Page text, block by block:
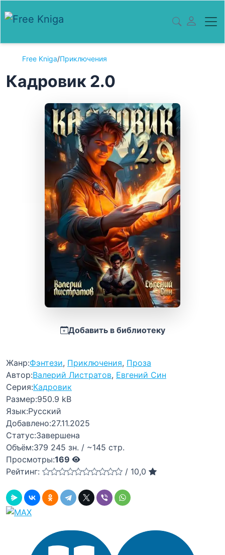
Free Kniga/Приключения
Кадровик 2.0
Добавить в библиотеку
Жанр:Фэнтези, Приключения, Проза
Автор:Валерий Листратов, Евгений Син
Серия:Кадровик
Размер:950.9 kB
Язык:Русский
Добавлено:27.11.2025
Статус:Завершена
Объём:379 245 зн. / ~145 стр.
Просмотры:169
Рейтинг:
/ 10,0